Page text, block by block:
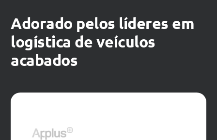
Adorado pelos líderes em
logística de veículos
acabados